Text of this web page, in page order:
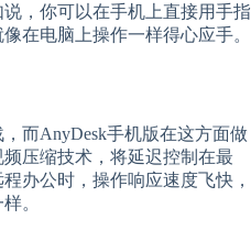
，你可以在手机上直接用手指
在电脑上操作一样得心应手。
而AnyDesk手机版在这方面做
压缩技术，将延迟控制在最
办公时，操作响应速度飞快，
。